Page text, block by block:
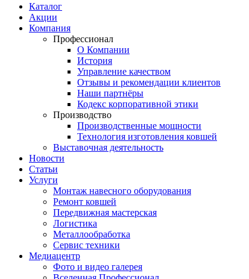
Каталог
Акции
Компания
Профессионал
О Компании
История
Управление качеством
Отзывы и рекомендации клиентов
Наши партнёры
Кодекс корпоративной этики
Производство
Производственные мощности
Технология изготовления ковшей
Выставочная деятельность
Новости
Статьи
Услуги
Монтаж навесного оборудования
Ремонт ковшей
Передвижная мастерская
Логистика
Металлообработка
Сервис техники
Медиацентр
Фото и видео галерея